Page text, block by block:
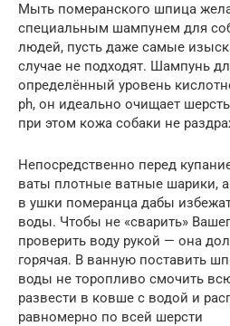
Мыть померанского шпица
специальным шампунем для
людей, пусть даже самые
случае не подходят. Шампунь
определённый уровень
ph, он идеально очищает
при этом кожа собаки не
Непосредственно перед
ваты плотные ватные шарики,
в ушки померанца дабы
воды. Чтобы не «сварить»
проверить воду рукой — она
горячая. В ванную поставить
воды не торопливо смочить
развести в ковше с водой и
равномерно по всей шерсти